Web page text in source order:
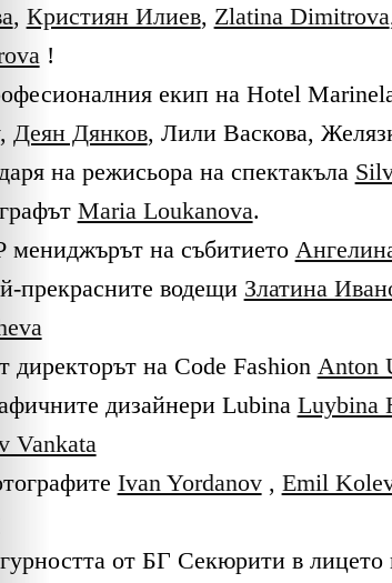
, Кристиян Илиев, Zlatina Dimitrova
!
екип на Hotel
, Деян Дянков, Лили Васкова,
на режисьора на спектакъла
Maria Loukanova.
мениджърът на събитието
прекрасните водещи Златина
директорът на Code Fashion Anton
дизайнери Lubina Luybina
Vankata
Ivan Yordanov, Emil
от БГ Секюрити в лицето